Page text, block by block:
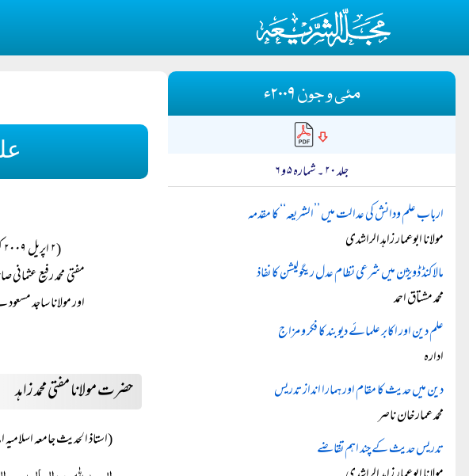
مفتی محمد رفیع
اور مولانا ساجد
حضرت مولانا مفتی محمد زاہد
(استاذ الحدیث جامعہ اسلامیہ
مئی و جون ۲۰۰۹ء
جلد ۲۰ ۔ شمارہ ۵ و ۶
ارباب علم ودانش کی عدالت میں ’’الشریعہ‘‘ کا مقدمہ
مولانا ابوعمار زاہد الراشدی
مالاکنڈ ڈویژن میں شرعی نظام عدل ریگولیشن کا نفاذ
محمد مشتاق احمد
علم دین اور اکابر علمائے دیوبند کا فکر و مزاج
ادارہ
دین میں حدیث کا مقام اور ہمارا انداز تدریس
محمد عمار خان ناصر
تدریس حدیث کے چند اہم تقاضے